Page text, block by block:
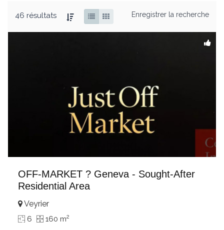
46 résultats Enregistrer la recherche
OFF-MARKET ? Geneva - Sought-After
Residential Area
Veyrier
6 160 m2